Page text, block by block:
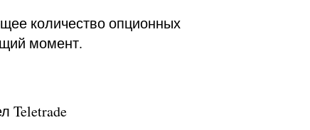
количество опционных
момент.
Teletrade